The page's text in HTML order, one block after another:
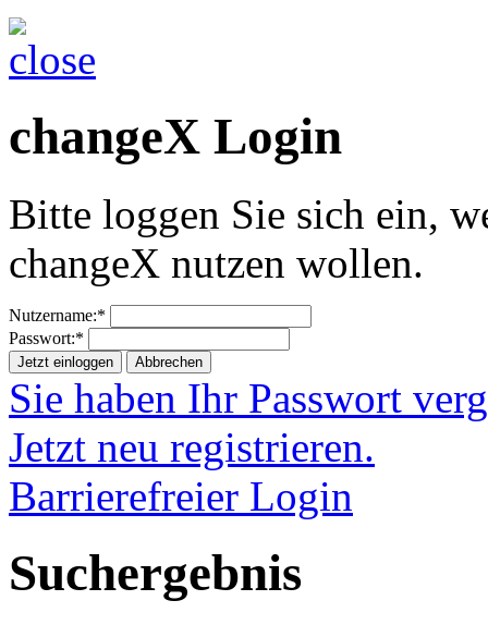
changeX Login
Bitte loggen Sie sich ein,
changeX nutzen wollen.
Nutzername:*
Passwort:*
Jetzt einloggen Abbrechen
Sie haben Ihr Passwort
Jetzt neu registrieren.
Barrierefreier Login
Suchergebnis